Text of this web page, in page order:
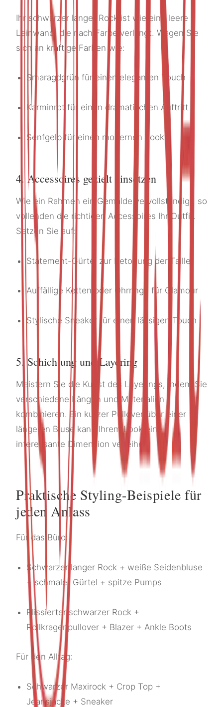
Ihr schwarzer langer Rock ist wie eine leere
Leinwand, die nach Farbe verlangt. Wagen Sie
sich an kräftige Farben wie:
Smaragdgrün für einen eleganten Touch
Karminrot für einen dramatischen Auftritt
Senfgelb für einen modernen Look
4. Accessoires gezielt einsetzen
Wie ein Rahmen ein Gemälde vervollständigt, so
vollenden die richtigen Accessoires Ihr Outfit.
Setzen Sie auf:
Statement-Gürtel zur Betonung der Taille
Auffällige Ketten oder Ohrringe für Glamour
Stylische Sneaker für einen lässigen Touch
5. Schichtung und Layering
Meistern Sie die Kunst des Layerings, indem Sie
verschiedene Längen und Materialien
kombinieren. Ein kurzer Pullover über einer
längeren Bluse kann Ihrem Look eine
interessante Dimension verleihen.
Praktische Styling-Beispiele für
jeden Anlass
Für das Büro:
Schwarzer langer Rock + weiße Seidenbluse
+ schmaler Gürtel + spitze Pumps
Plissierter schwarzer Rock +
Rollkragenpullover + Blazer + Ankle Boots
Für den Alltag:
Schwarzer Maxirock + Crop Top +
Jeansjacke + Sneaker